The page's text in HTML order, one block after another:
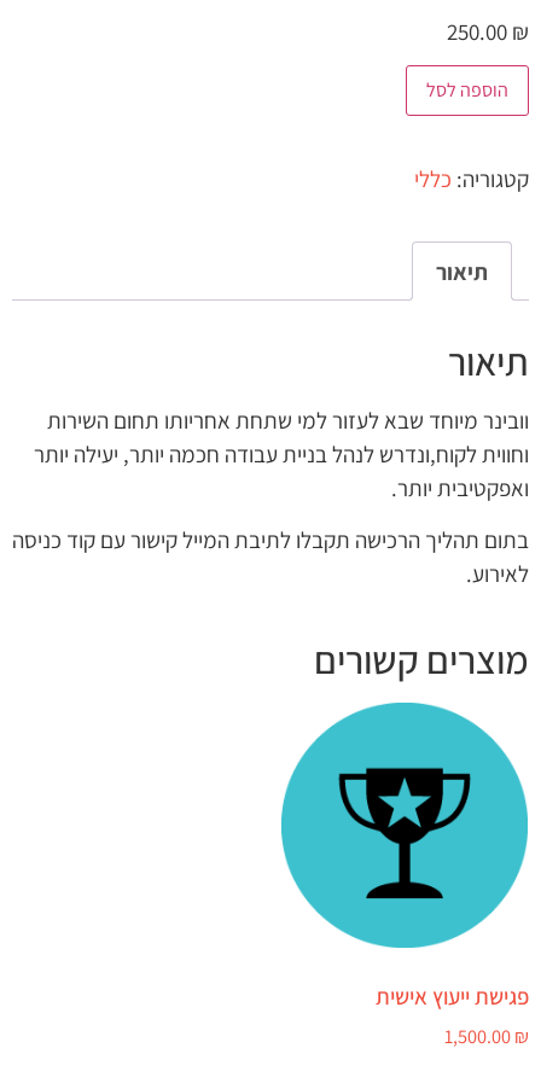
250.00 ₪
הוספה לסל
קטגוריה: כללי
תיאור
תיאור
וובינר מיוחד שבא לעזור למי שתחת אחריותו תחום השירות
וחווית לקוח,ונדרש לנהל בניית עבודה חכמה יותר, יעילה יותר
ואפקטיבית יותר.
בתום תהליך הרכישה תקבלו לתיבת המייל קישור עם קוד כניסה
לאירוע.
מוצרים קשורים
פגישת ייעוץ אישית
1,500.00₪